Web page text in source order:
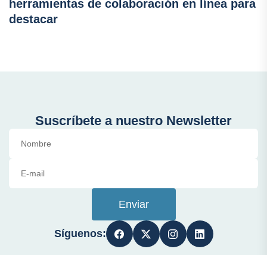
herramientas de colaboración en línea para
destacar
Suscríbete a nuestro Newsletter
Enviar
Síguenos: